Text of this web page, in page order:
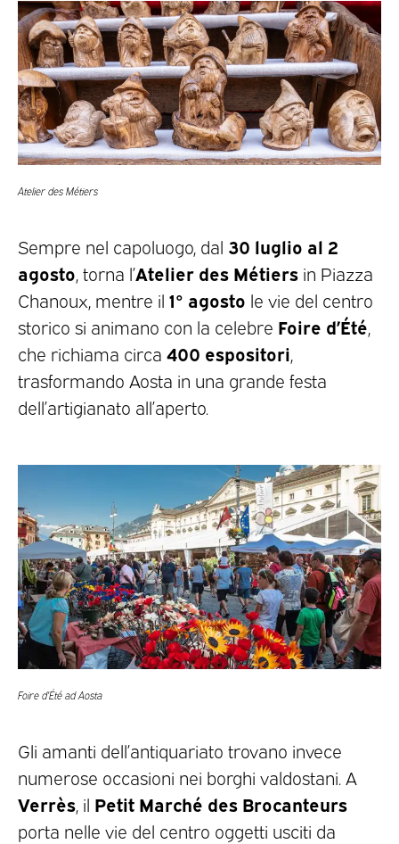
Atelier des Métiers
Sempre nel capoluogo, dal 30 luglio al 2
agosto , torna l’Atelier des Métiers in Piazza
Chanoux, mentre il 1° agosto le vie del centro
storico si animano con la celebre Foire d’Été
che richiama circa 400 espositori
trasformando Aosta in una grande festa
dell’artigianato all’aperto.
Foire d’Été ad Aosta
Gli amanti dell’antiquariato trovano invece
numerose occasioni nei borghi valdostani. A
Verrès , il Petit Marché des Brocanteurs
porta nelle vie del centro oggetti usciti da